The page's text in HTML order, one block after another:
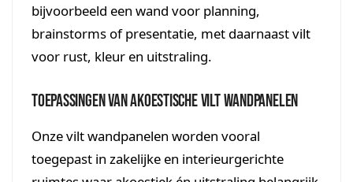
bijvoorbeeld een wand voor planning,
brainstorms of presentatie, met daarnaast vilt
voor rust, kleur en uitstraling.
Toepassingen van akoestische vilt wandpanelen
Onze vilt wandpanelen worden vooral
toegepast in zakelijke en interieurgerichte